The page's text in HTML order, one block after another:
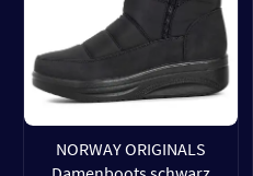
NORWAY ORIGINALS